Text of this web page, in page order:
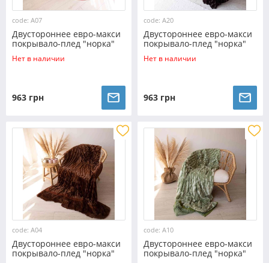
code: A07
Двустороннее евро-макси
покрывало-плед "норка"
(230*200) - красное
Нет в наличии
963 грн
code: A20
Двустороннее евро-макси
покрывало-плед "норка"
(230*200) - коричневое
Нет в наличии
963 грн
code: A04
Двустороннее евро-макси
покрывало-плед "норка"
code: A10
Двустороннее евро-макси
покрывало-плед "норка"